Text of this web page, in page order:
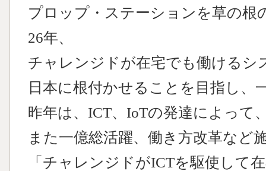
プロップ・ステーションを草の根
26年、
チャレンジドが在宅でも働けるシ
日本に根付かせることを目指し、
昨年は、ICT、IoTの発達によって
また一億総活躍、働き方改革など
「チャレンジドがICTを駆使して